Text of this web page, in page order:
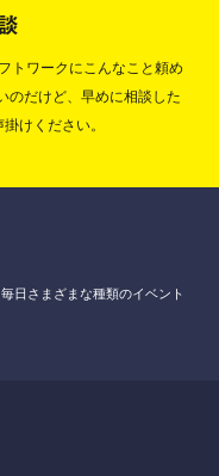
トワークにこんなこと頼め
のだけど、早めに相談した
けください。
毎日さまざまな種類のイベント